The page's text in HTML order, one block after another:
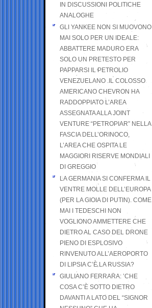
IN DISCUSSIONI POLITICHE
ANALOGHE
GLI YANKEE NON SI MUOVONO
MAI SOLO PER UN IDEALE:
ABBATTERE MADURO ERA
SOLO UN PRETESTO PER
PAPPARSI IL PETROLIO
VENEZUELANO .IL COLOSSO
AMERICANO CHEVRON HA
RADDOPPIATO L’AREA
ASSEGNATA ALLA JOINT
VENTURE “PETROPIAR” NELLA
FASCIA DELL’ORINOCO,
L’AREA CHE OSPITA LE
MAGGIORI RISERVE MONDIALI
DI GREGGIO
LA GERMANIA SI CONFERMA IL
VENTRE MOLLE DELL’EUROPA
(PER LA GIOIA DI PUTIN). COME
MAI I TEDESCHI NON
VOGLIONO AMMETTERE CHE
DIETRO AL CASO DEL DRONE
PIENO DI ESPLOSIVO
RINVENUTO ALL’AEROPORTO
DI LIPSIA C’È LA RUSSIA?
GIULIANO FERRARA: ’CHE
COSA C’È SOTTO DIETRO
DAVANTI A LATO DEL “SIGNOR